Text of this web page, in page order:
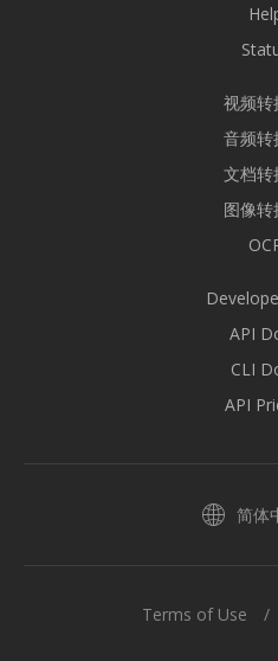
视频转
音频转
文档转
图像转
API
CLI
API
简体
Terms of Use